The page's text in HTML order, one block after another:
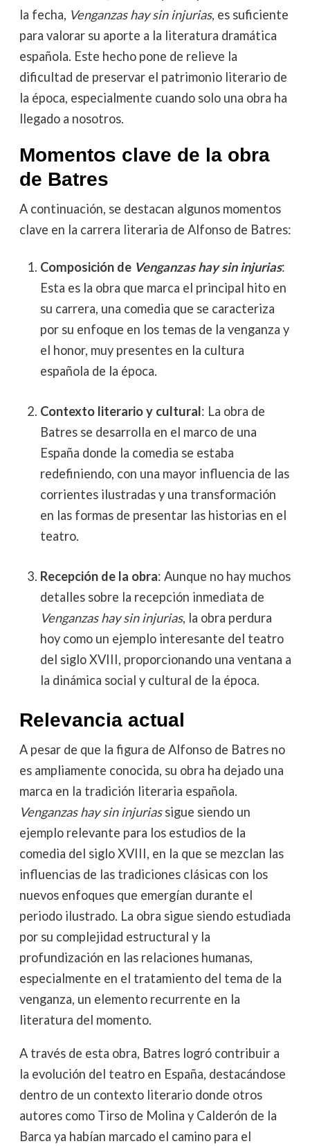
la fecha, Venganzas hay sin injurias, es suficiente
para valorar su aporte a la literatura dramática
española. Este hecho pone de relieve la
dificultad de preservar el patrimonio literario de
la época, especialmente cuando solo una obra ha
llegado a nosotros.
Momentos clave de la obra
de Batres
A continuación, se destacan algunos momentos
clave en la carrera literaria de Alfonso de Batres:
Composición de Venganzas hay sin injurias:
Esta es la obra que marca el principal hito en
su carrera, una comedia que se caracteriza
por su enfoque en los temas de la venganza y
el honor, muy presentes en la cultura
española de la época.
Contexto literario y cultural: La obra de
Batres se desarrolla en el marco de una
España donde la comedia se estaba
redefiniendo, con una mayor influencia de las
corrientes ilustradas y una transformación
en las formas de presentar las historias en el
teatro.
Recepción de la obra: Aunque no hay muchos
detalles sobre la recepción inmediata de
Venganzas hay sin injurias, la obra perdura
hoy como un ejemplo interesante del teatro
del siglo XVIII, proporcionando una ventana a
la dinámica social y cultural de la época.
Relevancia actual
A pesar de que la figura de Alfonso de Batres no
es ampliamente conocida, su obra ha dejado una
marca en la tradición literaria española.
Venganzas hay sin injuriassigue siendo un
ejemplo relevante para los estudios de la
comedia del siglo XVIII, en la que se mezclan las
influencias de las tradiciones clásicas con los
nuevos enfoques que emergían durante el
periodo ilustrado. La obra sigue siendo estudiada
por su complejidad estructural y la
profundización en las relaciones humanas,
especialmente en el tratamiento del tema de la
venganza, un elemento recurrente en la
literatura del momento.
A través de esta obra, Batres logró contribuir a
la evolución del teatro en España, destacándose
dentro de un contexto literario donde otros
autores como Tirso de Molina y Calderón de la
Barca ya habían marcado el camino para el